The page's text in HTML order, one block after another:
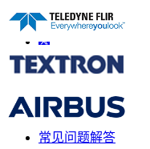
联系我们
信息
常见问题解答